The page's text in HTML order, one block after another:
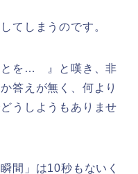
てしまうのです。
とを… 』と嘆き、非
答えが無く、何より
うしようもありませ
間」は10秒もないく